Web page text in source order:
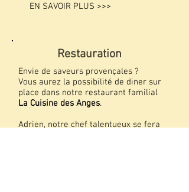
EN SAVOIR PLUS >>>
Restauration
Envie de saveurs provençales ?
Vous aurez la possibilité de diner sur
place dans notre restaurant familial
La Cuisine des Anges.
Adrien, notre chef talentueux se fera